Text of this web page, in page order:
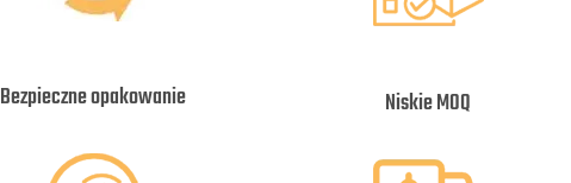
Bezpieczne opakowanie Niskie MOQ